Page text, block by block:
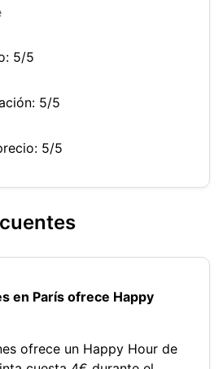
5/5
5/5
5/5
en París ofrece Happy
ofrece un Happy Hour de